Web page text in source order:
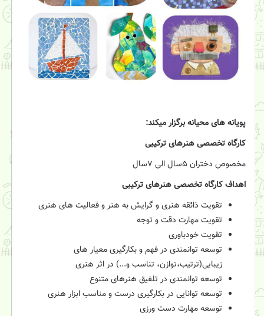
پویانه های محیانه برگزار میکند:
کارگاه تخصصی هنرهای ترکیبی
مخصوص دختران ۵سال الی ۷سال
اهداف کارگاه تخصصی هنرهای ترکیبی
تقویت ذائقه هنری و گرایش به هنر و فعالیت های هنری
تقویت مهارت دقت و توجه
تقویت خودباوری
توسعه توانمندی در فهم و بکارگیری معیار های
زیبایی(ترتیب،توازن، تناسب و...) در اثر هنری
توسعه توانمندی در تلفیق هنرهای متنوع
توسعه توانایی در بکارگیری درست و مناسب ابزار هنری
توسعه مهارت دست ورزی